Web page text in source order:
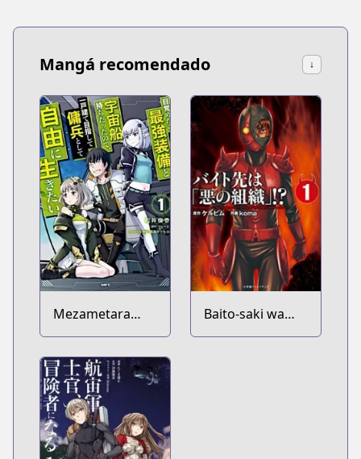
Mangá recomendado ↓
Mezametara
Saikyou Soubi to
Uchuusenmochi
Datta node,
Ikkodate
Mezashite
Youhei toshite
Jiyuu ni Ikitai
Baito-saki wa
"Aku no